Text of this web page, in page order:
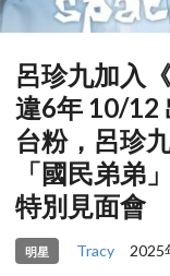
呂珍九加入
違6年 10/12
台粉，呂珍
「國民弟弟
特別見面會
明星 Tracy 2025